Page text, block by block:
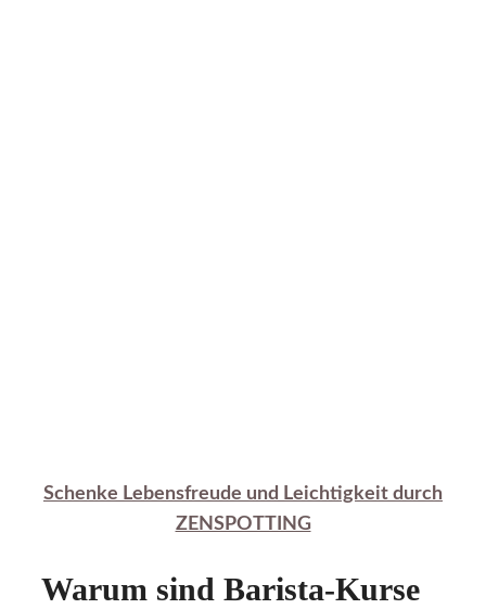
Schenke Lebensfreude und Leichtigkeit durch
ZENSPOTTING
Warum sind Barista-Kurse